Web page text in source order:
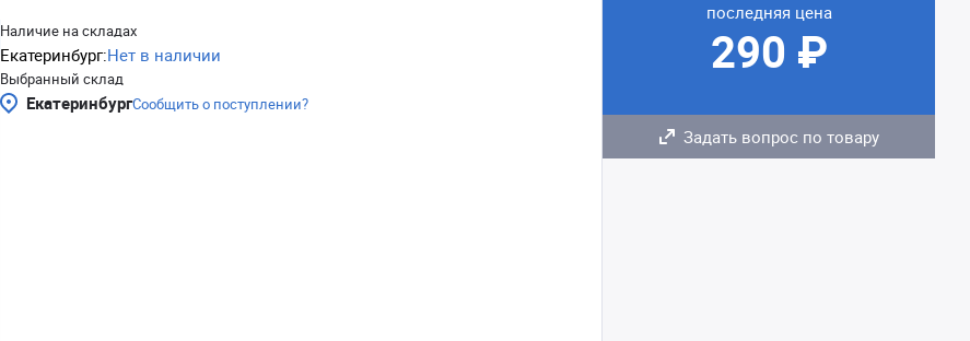
Наличие на складах
Екатеринбург:Нет в наличии
Выбранный склад
ЕкатеринбургСообщить о поступлении?
последняя цена
290 ₽
Задать вопрос по товару